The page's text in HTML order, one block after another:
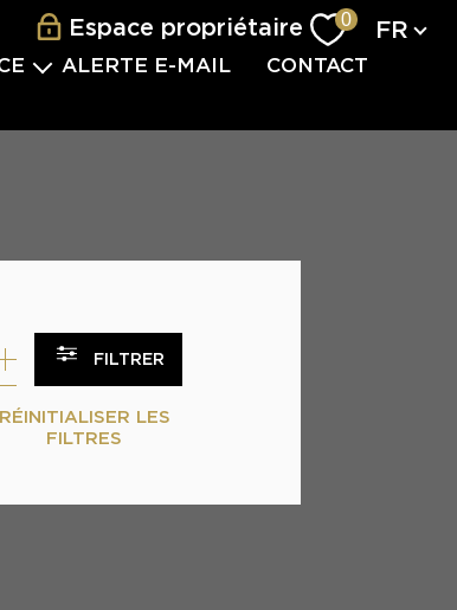
Espace propriétaire 0 FR
ALERTE E-MAIL CONTACT
FILTRER
RÉINITIALISER LES
FILTRES